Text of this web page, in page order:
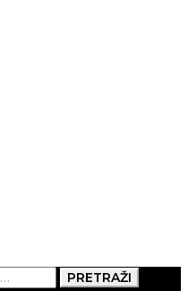
PRETRAŽI